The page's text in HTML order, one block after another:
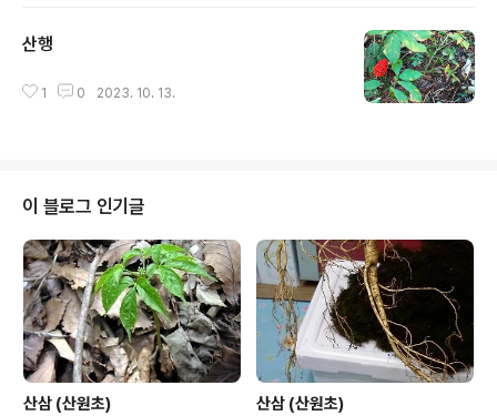
산행
1 0 2023. 10. 13.
이 블로그 인기글
산삼 (산원초) 산삼 (산원초)